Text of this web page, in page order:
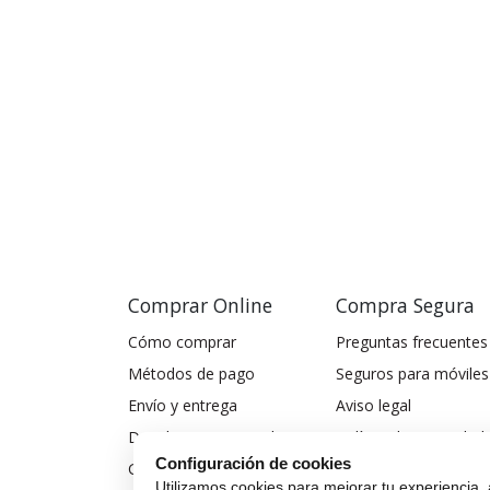
Comprar Online
Cómo comprar
Métodos de pago
Envío y entrega
Devoluciones y cambios
Garantía de compra
Compra Segura
Preguntas frecuentes
Seguros para móviles
Aviso legal
Política de privacidad
Política de cookies
Configuración de cookies